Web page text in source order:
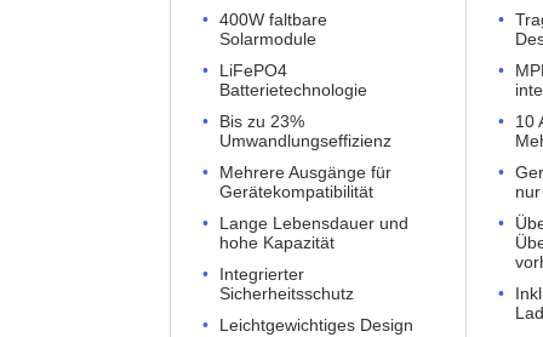
400W faltbare
Solarmodule
LiFePO4
Batterietechnologie
Bis zu 23%
Umwandlungseffizienz
Mehrere Ausgänge für
Gerätekompatibilität
Lange Lebensdauer und
hohe Kapazität
Integrierter
Sicherheitsschutz
Leichtgewichtiges Design
10